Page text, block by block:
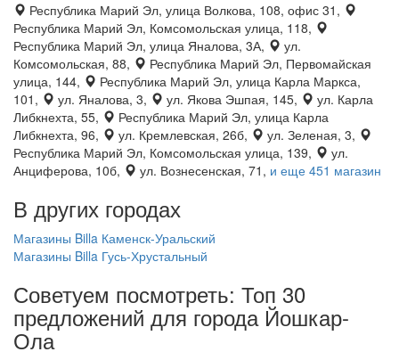
Республика Марий Эл, улица Волкова, 108, офис 31,
Республика Марий Эл, Комсомольская улица, 118,
Республика Марий Эл, улица Яналова, 3А,
ул.
Комсомольская, 88,
Республика Марий Эл, Первомайская
улица, 144,
Республика Марий Эл, улица Карла Маркса,
101,
ул. Яналова, 3, ул. Якова Эшпая, 145,
ул. Карла
Либкнехта, 55,
Республика Марий Эл, улица Карла
Либкнехта, 96,
ул. Кремлевская, 26б,
ул. Зеленая, 3,
Республика Марий Эл, Комсомольская улица, 139,
ул.
Анциферова, 10б,
ул. Вознесенская, 71, и еще 451 магазин
В других городах
Магазины Billa Каменск-Уральский
Магазины Billa Гусь-Хрустальный
Советуем посмотреть: Топ 30
предложений для города Йошкар-
Ола